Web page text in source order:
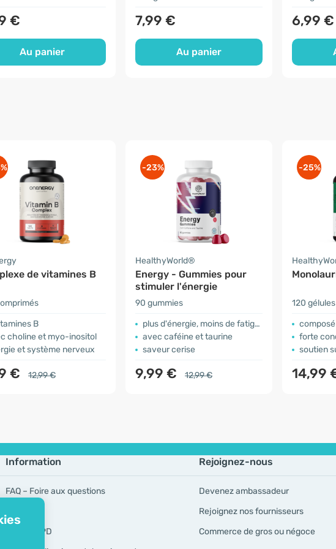
€
Au panier
7,99 €
Au panier
6,99 €
de vitamines B
B
choline et myo-inositol
et système nerveux
€ 12,99 €
-23%
HealthyWorld®
Energy - Gummies pour
stimuler l'énergie
90 gummies
plus d'énergie, moins de fatigue
avec caféine et taurine
saveur cerise
9,99 € 12,99 €
-25%
120 gélules
forte
soutien
14,99
Information
FAQ – Foire aux questions
Outils RGPD
Rejoignez-nous
Devenez ambassadeur
Rejoignez nos fournisseurs
Commerce de gros ou négoce